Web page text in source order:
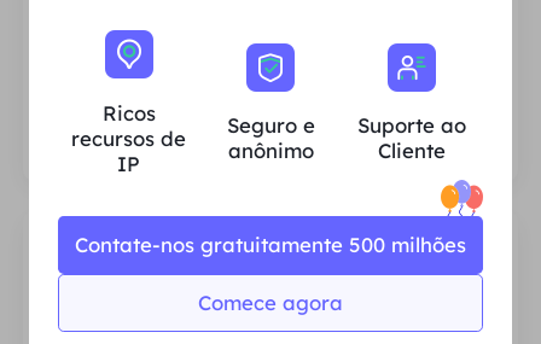
Garantimos que nossos recursos de proxy
IP sejam estáveis ​​e confiáveis ​​e nos
esforçamos constantemente para expandir
o pool de proxy atual para atender às
necessidades de cada cliente.
Ricos
recursos de
IP
Seguro e
anônimo
Suporte ao
Cliente
Comece agora
Contate-nos gratuitamente 500 milhões